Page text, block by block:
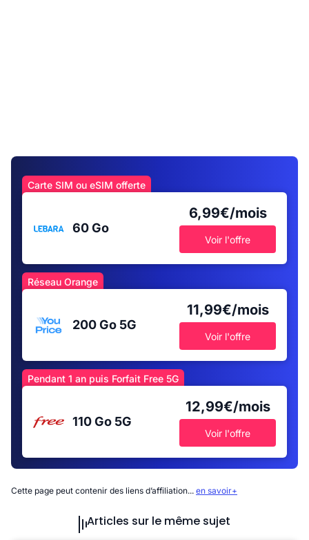
Carte SIM ou eSIM offerte
60 Go
6,99€/mois
Voir l'offre
Réseau Orange
200 Go 5G
11,99€/mois
Voir l'offre
Pendant 1 an puis Forfait Free 5G
110 Go 5G
12,99€/mois
Voir l'offre
Cette page peut contenir des liens d’affiliation... en savoir+
Articles sur le même sujet